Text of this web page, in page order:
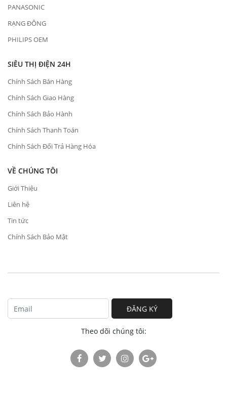
PANASONIC
RẠNG ĐÔNG
PHILIPS OEM
SIÊU THỊ ĐIỆN 24H
Chính Sách Bán Hàng
Chính Sách Giao Hàng
Chính Sách Bảo Hành
Chính Sách Thanh Toán
Chính Sách Đổi Trả Hàng Hóa
VỀ CHÚNG TÔI
Giới Thiệu
Liên hệ
Tin tức
Chính Sách Bảo Mật
ĐĂNG KÝ
Theo dõi chúng tôi: